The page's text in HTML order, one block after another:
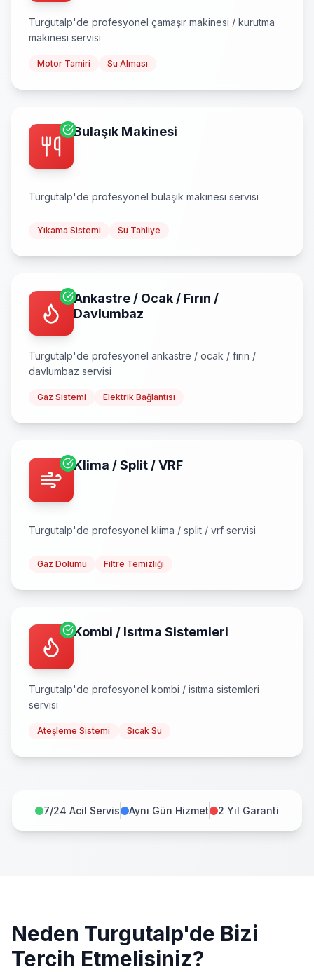
Turgutalp'de profesyonel çamaşır makinesi / kurutma
makinesi servisi
Motor Tamiri Su Alması
Bulaşık Makinesi
Turgutalp'de profesyonel bulaşık makinesi servisi
Yıkama Sistemi Su Tahliye
Ankastre / Ocak / Fırın /
Davlumbaz
Turgutalp'de profesyonel ankastre / ocak / fırın /
davlumbaz servisi
Gaz Sistemi Elektrik Bağlantısı
Klima / Split / VRF
Turgutalp'de profesyonel klima / split / vrf servisi
Gaz Dolumu Filtre Temizliği
Kombi / Isıtma Sistemleri
Turgutalp'de profesyonel kombi / isıtma sistemleri
servisi
Ateşleme Sistemi Sıcak Su
7/24 Acil Servis Aynı Gün Hizmet 2 Yıl Garanti
Neden Turgutalp'de Bizi
Tercih Etmelisiniz?